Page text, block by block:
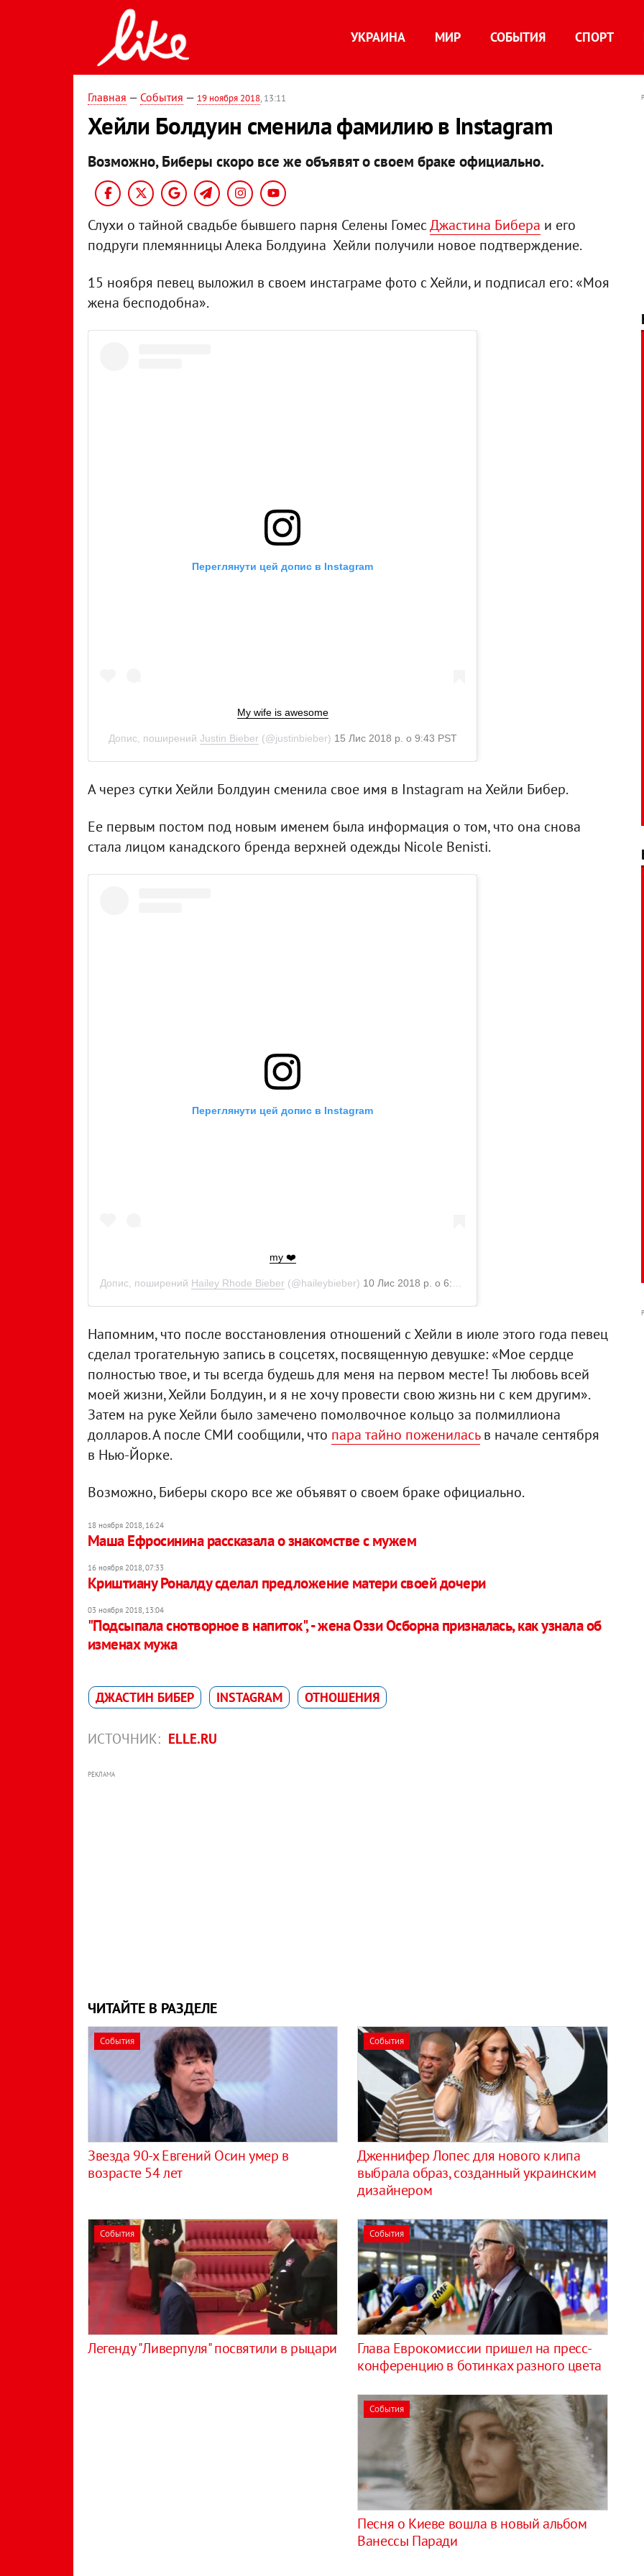
УКРАИНА МИР СОБЫТИЯ СПОРТ
Главная — События — 19 ноября 2018, 13:11
Хейли Болдуин сменила фамилию в Instagram
Возможно, Биберы скоро все же объявят о своем браке официально.
Слухи о тайной свадьбе бывшего парня Селены ГомесДжастина Бибера и его
подруги племянницы Алека Болдуина Хейли получили новое подтверждение.
15 ноября певец выложил в своем инстаграме фото с Хейли, и подписал его: «Моя
жена бесподобна».
Переглянути цей допис в Instagram
My wife is awesome
Допис, поширений Justin Bieber (@justinbieber) 15 Лис 2018 р. о 9:43 PST
А через сутки Хейли Болдуин сменила свое имя в Instagram на Хейли Бибер.
Ее первым постом под новым именем была информация о том, что она снова
стала лицом канадского бренда верхней одежды Nicole Benisti.
Переглянути цей допис в Instagram
my ❤️
Допис, поширений Hailey Rhode Bieber (@haileybieber) 10 Лис 2018 р. о 6:29 PST
Напомним, что после восстановления отношений с Хейли в июле этого года певец
сделал трогательную запись в соцсетях, посвященную девушке: «Мое сердце
полностью твое, и ты всегда будешь для меня на первом месте! Ты любовь всей
моей жизни, Хейли Болдуин, и я не хочу провести свою жизнь ни с кем другим».
Затем на руке Хейли было замечено помолвочное кольцо за полмиллиона
долларов. А после СМИ сообщили, что пара тайно пожениласьв начале сентября
в Нью-Йорке.
Возможно, Биберы скоро все же объявят о своем браке официально.
18 ноября 2018, 16:24
Маша Ефросинина рассказала о знакомстве с мужем
16 ноября 2018, 07:33
Криштиану Роналду сделал предложение матери своей дочери
03 ноября 2018, 13:04
"Подсыпала снотворное в напиток", - жена Оззи Осборна призналась, как узнала об
изменах мужа
ДЖАСТИН БИБЕР INSTAGRAM ОТНОШЕНИЯ
ИСТОЧНИК: ELLE.RU
РЕКЛАМА
ЧИТАЙТЕ В РАЗДЕЛЕ
События
Звезда 90-х Евгений Осин умер в
возрасте 54 лет
События
Дженнифер Лопес для нового клипа
выбрала образ, созданный украинским
дизайнером
События
Легенду "Ливерпуля" посвятили в рыцари
События
Глава Еврокомиссии пришел на пресс-
конференцию в ботинках разного цвета
События
Песня о Киеве вошла в новый альбом
Ванессы Паради